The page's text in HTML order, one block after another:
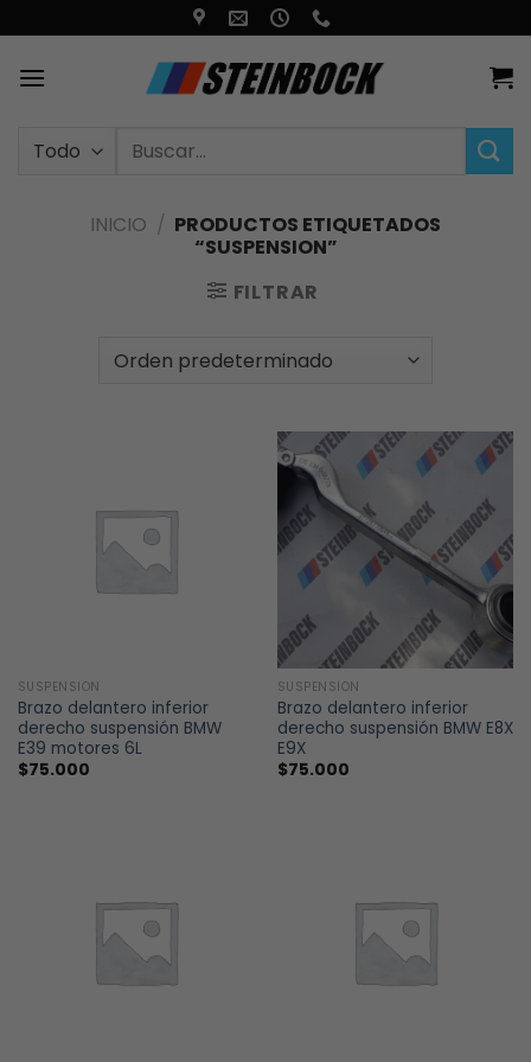
al
contenido
Buscar
INICIO / PRODUCTOS ETIQUETADOS
“SUSPENSION”
FILTRAR
SUSPENSIÓN
Brazo delantero inferior
derecho suspensión BMW
E39 motores 6L
$75.000
SUSPENSIÓN
Brazo delantero inferior
derecho suspensión BMW E8X
E9X
$75.000